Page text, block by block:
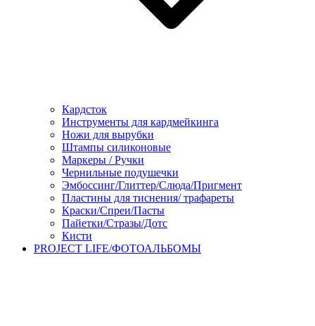
Кардсток
Инструменты для кардмейкинга
Ножи для вырубки
Штампы силиконовые
Маркеры / Ручки
Чернильные подушечки
Эмбоссинг/Глиттер/Слюда/Пригмент
Пластины для тиснения/ трафареты
Краски/Спреи/Пасты
Пайетки/Стразы/Дотс
Кисти
PROJECT LIFE/ФОТОАЛЬБОМЫ